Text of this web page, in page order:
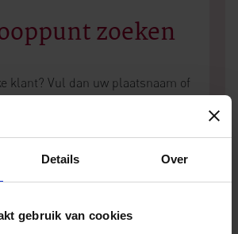
Details Over
gebruik van cookies
zoeken
klant? Vul dan uw plaatsnaam of